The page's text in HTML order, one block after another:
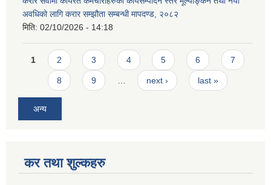
अवधिको लागि करार सम्झौता सम्बन्धी मापदण्ड, २०८२
मिति: 02/10/2026 - 14:18
Pages
1 2 3 4 5 6 7
8 9 … next › last »
अन्य
कर तथा शुल्कहरु